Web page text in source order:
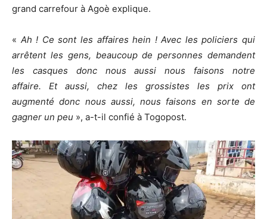
grand carrefour à Agoè explique.
« Ah ! Ce sont les affaires hein !Avec les policiers qui
arrêtent les gens, beaucoup de personnes demandent
les casques donc nous aussi nous faisons notre
affaire. Et aussi, chez les grossistes les prix ont
augmenté donc nous aussi, nous faisons en sorte de
gagner un peu », a-t-il confié à Togopost.